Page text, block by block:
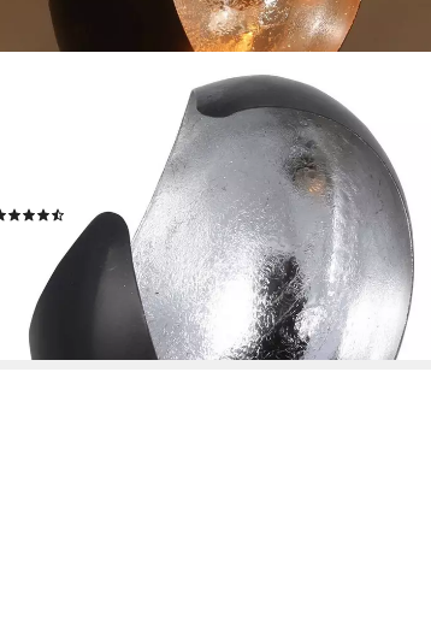
Casa Moro Windlicht Orientalischer Teelichthalter Ravi Ø
20 cm, Windlichthalter Wohn-Deko (marokkanischer Halb-
Mond Metall, 1 St., Hilal Eid Mubarak Kerzenständer),
Ostern Muttertag Dekoration Tisch Deko Kerzenleuchter
(40)
29,90 €
lieferbar - in 2-3 Werktagen bei dir